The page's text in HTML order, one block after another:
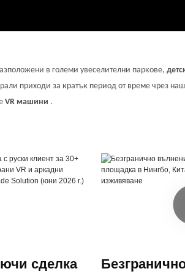
в големи увеселителни паркове,
приходи за кратък период от време чрез
VR машини .
сделка